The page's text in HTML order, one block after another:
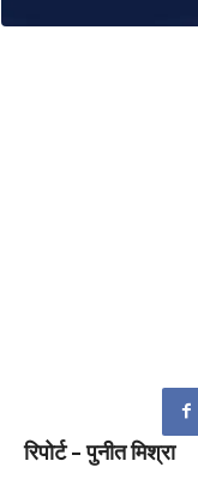
रिपोर्ट – पुनीत मिश्रा